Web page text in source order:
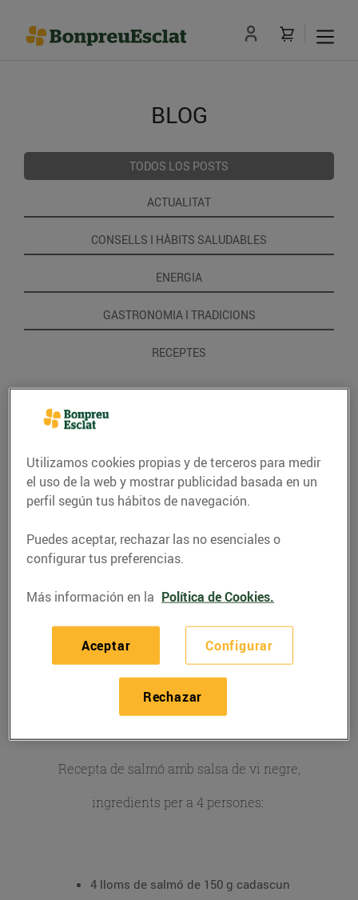
BLOG
TODOS LOS POSTS
ACTUALITAT
CONSELLS I HÀBITS SALUDABLES
ENERGIA
GASTRONOMIA I TRADICIONS
RECEPTES
RECETAS
Salmó amb salsa de vi
negre
02/noviembre/2018
Recepta de salmó amb salsa de vi negre,
ingredients per a 4 persones:
4 lloms de salmó de 150 g cadascun
Utilizamos cookies propias y de terceros para medir
el uso de la web y mostrar publicidad basada en un
perfil según tus hábitos de navegación.
Puedes aceptar, rechazar las no esenciales o
configurar tus preferencias.
Más información en la Política de Cookies.
Configurar
Rechazar
Aceptar